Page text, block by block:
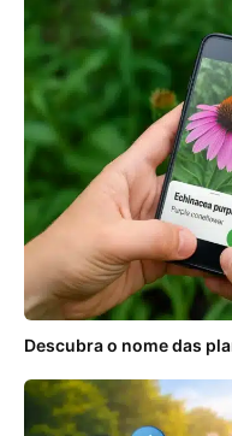
Descubra o nome das